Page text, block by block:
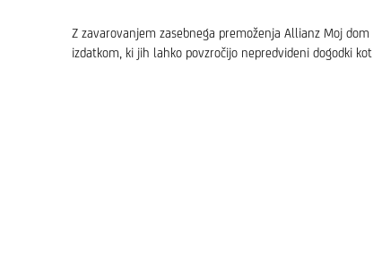
Z zavarovanjem zasebnega premoženja Allianz Moj
izdatkom, ki jih lahko povzročijo nepredvideni dogodki